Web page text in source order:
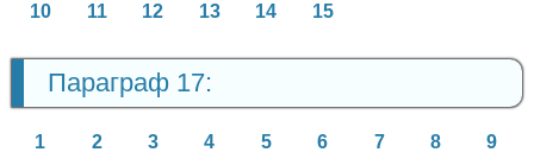
10 11 12 13 14 15
Параграф 17:
1 2 3 4 5 6 7 8 9